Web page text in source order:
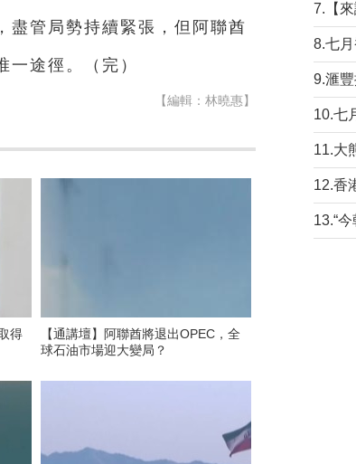
盡管局勢持續緊張，但阿聯酋
途徑。（完）
【編輯：林曉惠】
得
【通講壇】阿聯酋將退出OPEC，全
球石油市場迎大變局？
8.七
9.滙
10.七
11.大